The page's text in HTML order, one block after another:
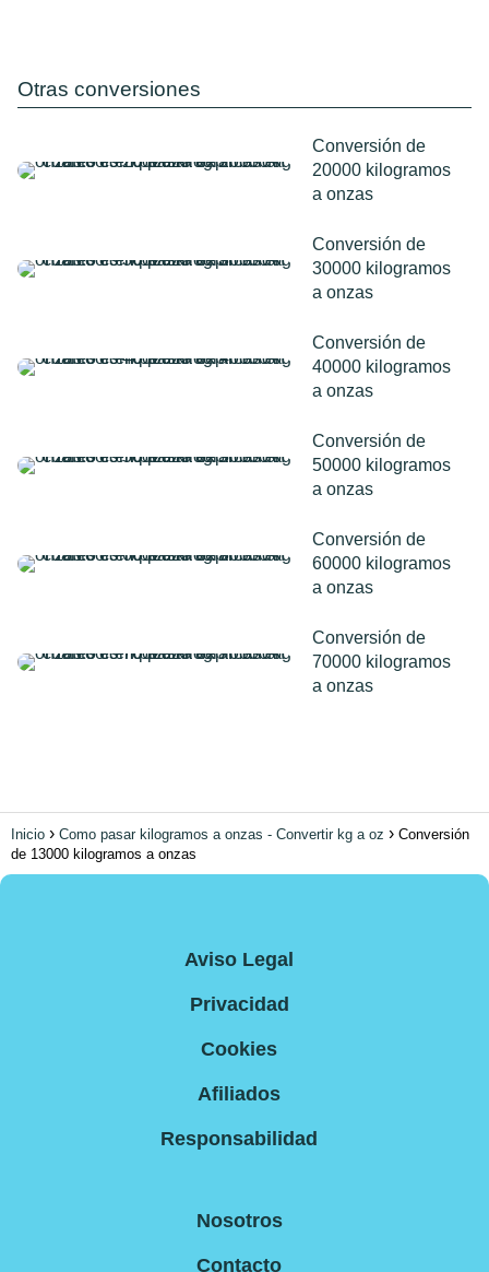
Otras conversiones
Conversión de
20000 kilogramos
a onzas
Conversión de
30000 kilogramos
a onzas
Conversión de
40000 kilogramos
a onzas
Conversión de
50000 kilogramos
a onzas
Conversión de
60000 kilogramos
a onzas
Conversión de
70000 kilogramos
a onzas
Inicio Como pasar kilogramos a onzas - Convertir kg a oz
Conversión
de 13000 kilogramos a onzas
Aviso Legal
Privacidad
Cookies
Afiliados
Responsabilidad
Nosotros
Contacto